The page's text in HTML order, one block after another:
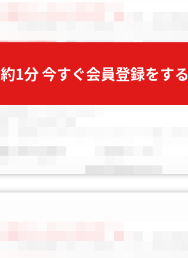
約1分 今すぐ会員登録をする